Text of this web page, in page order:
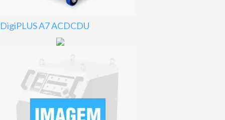
DigiPLUS A7 ACDCDU